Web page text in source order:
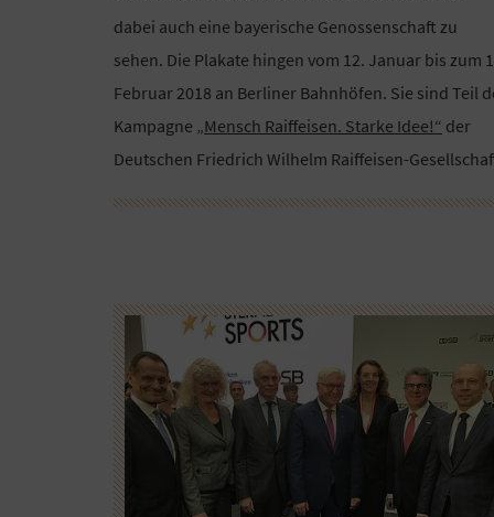
dabei auch eine bayerische Genossenschaft zu
sehen. Die Plakate hingen vom 12. Januar bis zum
Februar 2018 an Berliner Bahnhöfen. Sie sind Teil
Kampagne „Mensch Raiffeisen. Starke Idee!“ der
Deutschen Friedrich Wilhelm Raiffeisen-